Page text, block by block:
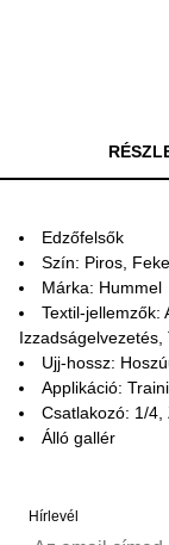
Edzőfelsők
Szín: Piros,
Márka: Hummel
Textil-jellemzők:
Izzadságelvezetés,
Ujj-hossz:
Applikáció:
Csatlakozó: 1/4,
Álló gallér
Hírlevél